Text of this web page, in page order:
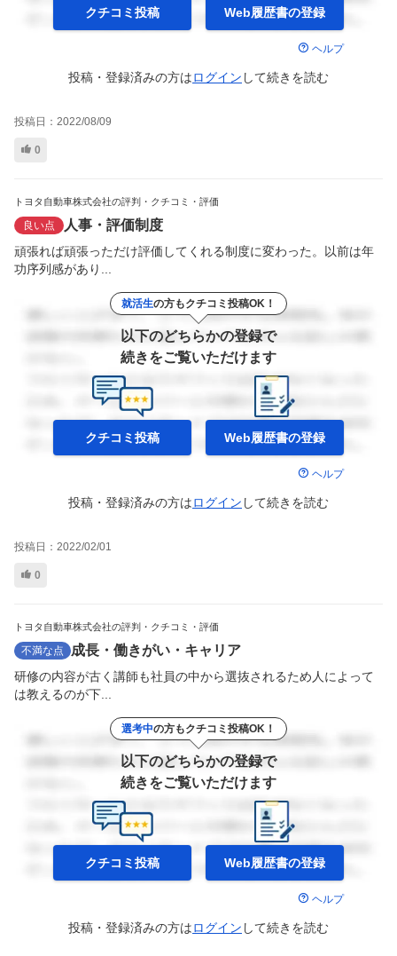
クチコミ投稿 Web履歴書の登録
ヘルプ
投稿・登録済みの方はログイン して続きを読む
投稿日： 2022/08/09
0
トヨタ自動車株式会社の評判・クチコミ・評価
良い点 人事・評価制度
頑張れば頑張っただけ評価してくれる制度に変わった。以前は年
功序列感があり...
就活生の方もクチコミ投稿OK！
以下のどちらかの登録で
続きをご覧いただけます
クチコミ投稿 Web履歴書の登録
ヘルプ
投稿・登録済みの方はログイン して続きを読む
投稿日： 2022/02/01
0
トヨタ自動車株式会社の評判・クチコミ・評価
不満な点 成長・働きがい・キャリア
研修の内容が古く講師も社員の中から選抜されるため人によって
は教えるのが下...
選考中の方もクチコミ投稿OK！
以下のどちらかの登録で
続きをご覧いただけます
クチコミ投稿 Web履歴書の登録
ヘルプ
投稿・登録済みの方はログイン して続きを読む